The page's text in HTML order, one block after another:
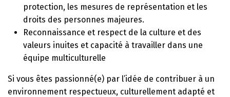
protection, les mesures de représentation et les
droits des personnes majeures.
Reconnaissance et respect de la culture et des
valeurs inuites et capacité à travailler dans une
équipe multiculturelle
Si vous êtes passionné(e) par l’idée de contribuer à un
environnement respectueux, culturellement adapté et